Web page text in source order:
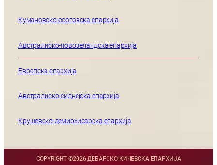
Кумановско-осоговска епархија
Австралиско-новозеландска епархија
Европска епархија
Австралиско-сиднејска епархија
Крушевско-демирхисарска епархија
COPYRIGHT ©2026 ДЕБАРСКО-КИЧЕВСКА ЕПАРХИЈА